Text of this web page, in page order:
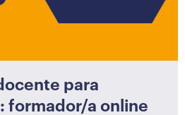
para
formador/a online